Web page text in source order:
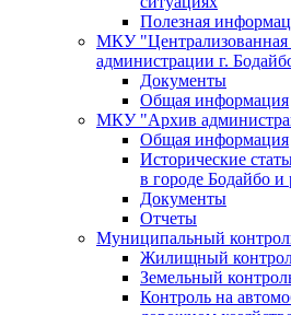
Полезная
МКУ "Централизованная
администрации г.
Документы
Общая информация
МКУ "Архив
Общая информация
Исторические
в городе Бодайбо и
Документы
Отчеты
Муниципальный
Жилищный
Земельный
Контроль на